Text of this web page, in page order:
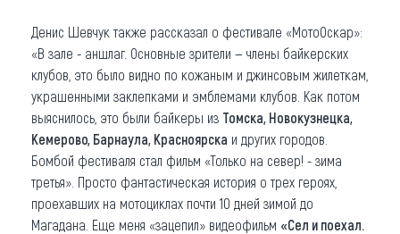
Денис Шевчук также рассказал о фестивале «МотоОскар»:
«В зале - аншлаг. Основные зрители — члены байкерских
клубов, это было видно по кожаным и джинсовым жилеткам,
украшенными заклепками и эмблемами клубов. Как потом
выяснилось, это были байкеры из Томска, Новокузнецка,
Кемерово, Барнаула, Красноярска и других городов.
Бомбой фестиваля стал фильм «Только на север! - зима
третья». Просто фантастическая история о трех героях,
проехавших на мотоциклах почти 10 дней зимой до
Магадана. Еще меня «зацепил» видеофильм «Сел и поехал.